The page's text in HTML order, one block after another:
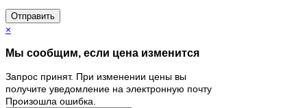
Отправить
×
Мы сообщим, если цена изменится
Запрос принят. При изменении цены вы
получите уведомление на электронную почту
Произошла ошибка.